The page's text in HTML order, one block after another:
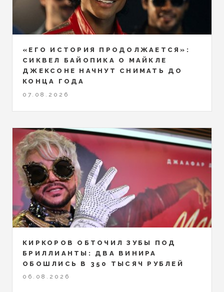
«ЕГО ИСТОРИЯ ПРОДОЛЖАЕТСЯ»:
СИКВЕЛ БАЙОПИКА О МАЙКЛЕ
ДЖЕКСОНЕ НАЧНУТ СНИМАТЬ ДО
КОНЦА ГОДА
07.08.2026
КИРКОРОВ ОБТОЧИЛ ЗУБЫ ПОД
БРИЛЛИАНТЫ: ДВА ВИНИРА
ОБОШЛИСЬ В 350 ТЫСЯЧ РУБЛЕЙ
06.08.2026